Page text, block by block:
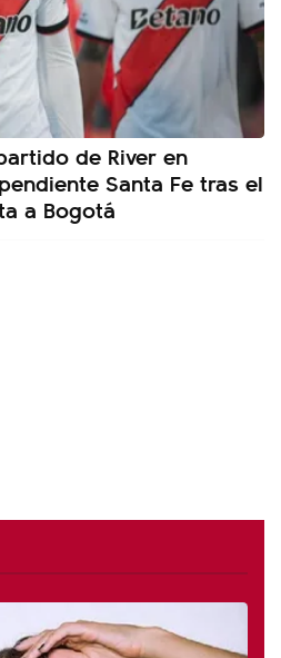
de River en
Santa Fe tras el
a Bogotá